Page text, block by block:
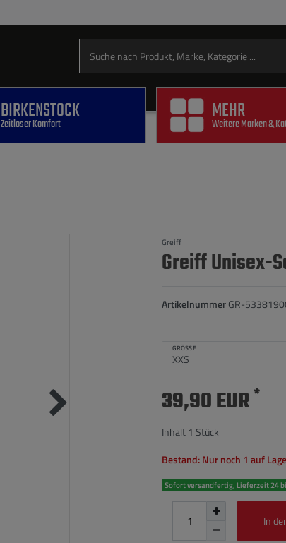
BIRKENSTOCK
Zeitloser Komfort MEHR
Weitere Marken &
Greiff
Greiff Unisex-
ArtikelnummerGR-
GRÖSSE
39,90 EUR*
Inhalt 1 Stück
Bestand: Nur noch 1 auf
Sofort versandfertig, Lieferzeit 24
In